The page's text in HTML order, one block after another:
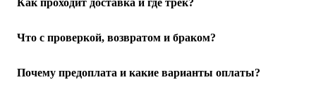
Как проходит доставка и где трек?
Отправляем по РФ. После передачи в службу доставки
Что с проверкой, возвратом и браком?
При получении осмотрите упаковку и товар в ПВЗ или при
Почему предоплата и какие варианты оплаты?